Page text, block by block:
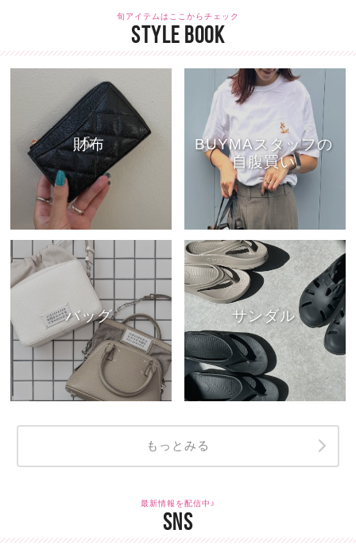
旬アイテムはここからチェック
STYLE BOOK
財布
BUYMAスタッフの
自腹買い
バッグ サンダル
もっとみる
最新情報を配信中♪
SNS